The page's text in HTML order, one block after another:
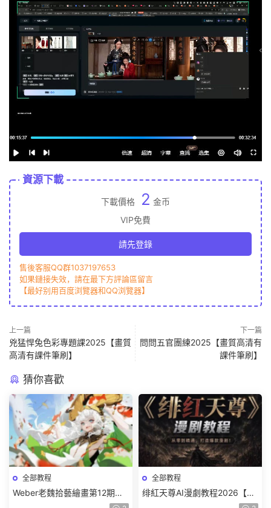
資源下載
下載價格 2 金币
VIP免費
請先登錄
售後客服QQ群1037197653
如果鏈接失效，請在最下方評論區留言
【最好别用百度浏覽器和QQ浏覽器】
上一篇
兇猛悍兔色彩專題課2025【畫質
高清有課件筆刷】
下一篇
問問五官團練2025【畫質高清有
課件筆刷】
猜你喜歡
全部教程
Weber老魏拾藝繪畫第12期角
色特訓班【畫質不錯隻有視
全部教程
绯紅天尊AI漫劇教程2026【畫